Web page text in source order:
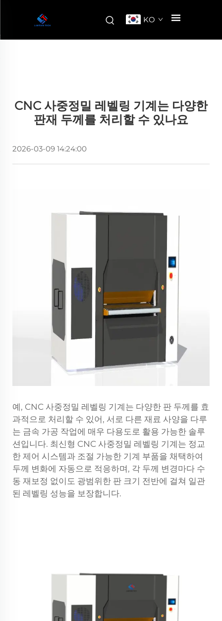
KO
CNC 사중정밀 레벨링 기계는 다양한
판재 두께를 처리할 수 있나요
2026-03-09 14:24:00
예, CNC 사중정밀 레벨링 기계는 다양한 판 두께를 효
과적으로 처리할 수 있어, 서로 다른 재료 사양을 다루
는 금속 가공 작업에 매우 다용도로 활용 가능한 솔루
션입니다. 최신형 CNC 사중정밀 레벨링 기계는 정교
한 제어 시스템과 조절 가능한 기계 부품을 채택하여
두께 변화에 자동으로 적응하며, 각 두께 변경마다 수
동 재보정 없이도 광범위한 판 크기 전반에 걸쳐 일관
된 레벨링 성능을 보장합니다.